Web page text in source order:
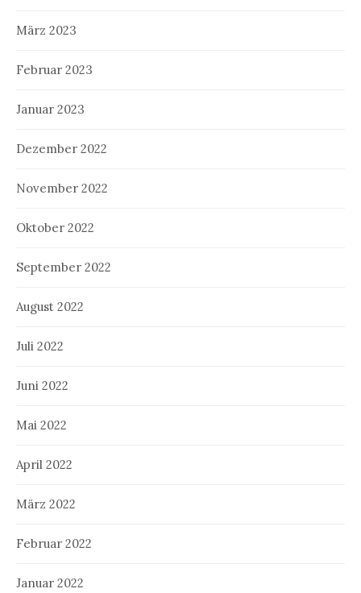
März 2023
Februar 2023
Januar 2023
Dezember 2022
November 2022
Oktober 2022
September 2022
August 2022
Juli 2022
Juni 2022
Mai 2022
April 2022
März 2022
Februar 2022
Januar 2022